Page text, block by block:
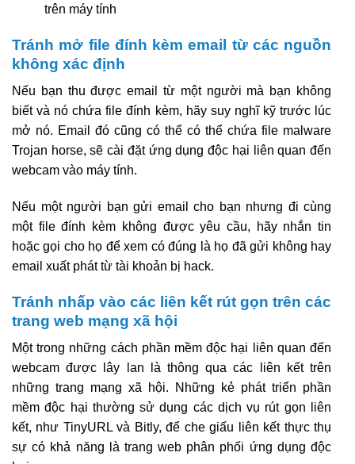
trên máy tính
Tránh mở file đính kèm email từ các nguồn
không xác định
Nếu bạn thu được email từ một người mà bạn không
biết và nó chứa file đính kèm, hãy suy nghĩ kỹ trước lúc
mở nó. Email đó cũng có thể có thể chứa file malware
Trojan horse, sẽ cài đặt ứng dụng độc hại liên quan đến
webcam vào máy tính.
Nếu một người bạn gửi email cho bạn nhưng đi cùng
một file đính kèm không được yêu cầu, hãy nhắn tin
hoặc gọi cho họ để xem có đúng là họ đã gửi không hay
email xuất phát từ tài khoản bị hack.
Tránh nhấp vào các liên kết rút gọn trên các
trang web mạng xã hội
Một trong những cách phần mềm độc hại liên quan đến
webcam được lây lan là thông qua các liên kết trên
những trang mạng xã hội. Những kẻ phát triển phần
mềm độc hại thường sử dụng các dịch vụ rút gọn liên
kết, như TinyURL và Bitly, để che giấu liên kết thực thụ
sự có khả năng là trang web phân phối ứng dụng độc